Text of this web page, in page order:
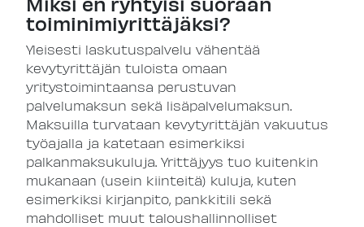
toiminimiyrittäjäksi?
Yleisesti laskutuspalvelu vähentää
kevytyrittäjän tuloista omaan
yritystoimintaansa perustuvan
palvelumaksun sekä lisäpalvelumaksun.
Maksuilla turvataan kevytyrittäjän vakuutus
työajalla ja katetaan esimerkiksi
palkanmaksukuluja. Yrittäjyys tuo kuitenkin
mukanaan (usein kiinteitä) kuluja, kuten
esimerkiksi kirjanpito, pankkitili sekä
mahdolliset muut taloushallinnolliset